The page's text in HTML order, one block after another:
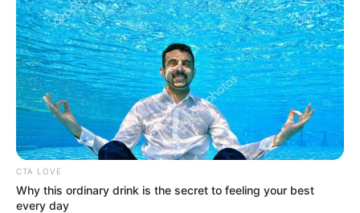
CTA LOVE
Why this ordinary drink is the secret to feeling your best
every day